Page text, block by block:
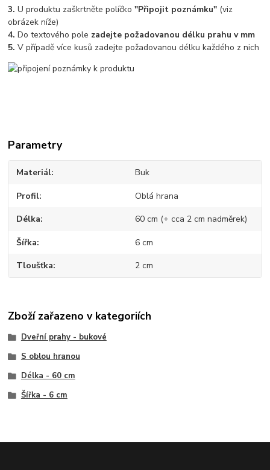
3.U produktu zaškrtněte políčko"Připojit poznámku" (viz
obrázek níže)
4.Do textového pole zadejte požadovanou délku prahu v mm
5.V případě více kusů zadejte požadovanou délku každého z nich
Parametry
Materiál Buk
Profil Oblá hrana
Délka 60 cm (+ cca 2 cm nadměrek)
Šířka 6 cm
Tloušťka 2 cm
Zboží zařazeno v kategoriích
Dveřní prahy - bukové
S oblou hranou
Délka - 60 cm
Šířka - 6 cm